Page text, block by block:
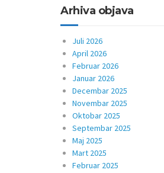
Arhiva objava
Juli 2026
April 2026
Februar 2026
Januar 2026
Decembar 2025
Novembar 2025
Oktobar 2025
Septembar 2025
Maj 2025
Mart 2025
Februar 2025